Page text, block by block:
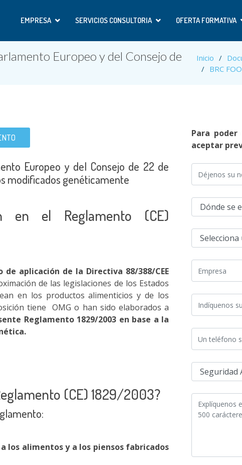
EMPRESA SERVICIOS CONSULTORIA OFERTA FORMATIVA
Europeo y del Consejo de
Inicio
BRC
Europeo y del Consejo de 22 de
modificados genéticamente
en el Reglamento (CE)
aplicación de la Directiva 88/388/CEE
de las legislaciones de los Estados
en los productos alimenticios y de los
tiene OMG o han sido elaborados a
Reglamento 1829/2003 en base a la
(CE) 1829/2003?
los alimentos y a los piensos fabricados
Para
aceptar